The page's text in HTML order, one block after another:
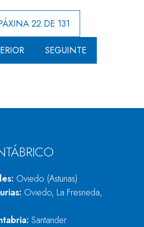
22 DE 131
SEGUINTE
Oviedo (Asturias)
Oviedo, La Fresneda,
Santander